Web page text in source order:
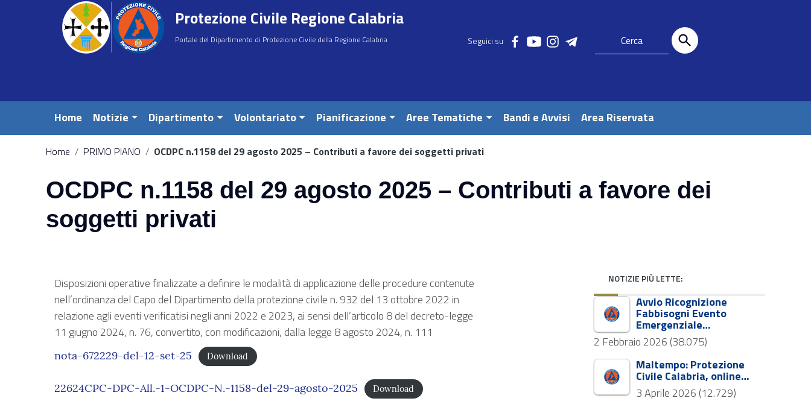
Vai ai contenuti
Vai al menu di navigazione
Vai al footer
Protezione Civile Regione Calabria
Portale del Dipartimento di Protezione Civile della Regione Calabria Seguici su
Home Notizie Dipartimento Volontariato Pianificazione Aree Tematiche Bandi e Avvisi Area Riservata
Home / PRIMO PIANO / OCDPC n.1158 del 29 agosto 2025 – Contributi a favore dei soggetti privati
OCDPC n.1158 del 29 agosto 2025 – Contributi a favore dei
soggetti privati
Disposizioni operative finalizzate a definire le modalità di applicazione delle procedure contenute
nell’ordinanza del Capo del Dipartimento della protezione civile n. 932 del 13 ottobre 2022 in
relazione agli eventi verificatisi negli anni 2022 e 2023, ai sensi dell’articolo 8 del decreto-legge
11 giugno 2024, n. 76, convertito, con modificazioni, dalla legge 8 agosto 2024, n. 111
nota-672229-del-12-set-25 Download
22624CPC-DPC-All.-1-OCDPC-N.-1158-del-29-agosto-2025 Download
NOTIZIE PIÙ LETTE:
Avvio Ricognizione
Fabbisogni Evento
Emergenziale…
2 Febbraio 2026 (38.075)
Maltempo: Protezione
Civile Calabria, online…
3 Aprile 2026 (12.729)